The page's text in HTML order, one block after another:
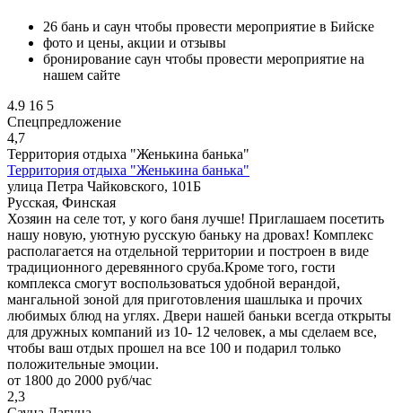
26 бань и саун чтобы провести мероприятие в Бийске
фото и цены, акции и отзывы
бронирование саун чтобы провести мероприятие на
нашем сайте
4.9 16 5
Спецпредложение
4,7
Территория отдыха "Женькина банька"
Территория отдыха "Женькина банька"
улица Петра Чайковского, 101Б
Русская, Финская
Хозяин на селе тот, у кого баня лучше! Приглашаем посетить
нашу новую, уютную русскую баньку на дровах! Комплекс
располагается на отдельной территории и построен в виде
традиционного деревянного сруба.Кроме того, гости
комплекса смогут воспользоваться удобной верандой,
мангальной зоной для приготовления шашлыка и прочих
любимых блюд на углях. Двери нашей баньки всегда открыты
для дружных компаний из 10- 12 человек, а мы сделаем все,
чтобы ваш отдых прошел на все 100 и подарил только
положительные эмоции.
от 1800 до 2000 руб/час
2,3